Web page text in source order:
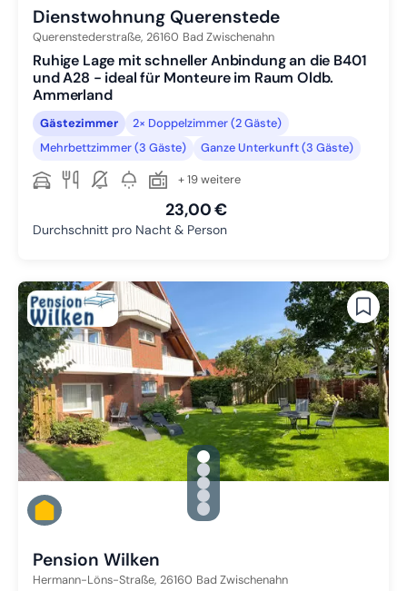
Dienstwohnung Querenstede
Querenstederstraße, 26160 Bad Zwischenahn
Ruhige Lage mit schneller Anbindung an die B401
und A28 - ideal für Monteure im Raum Oldb.
Ammerland
Gästezimmer
2× Doppelzimmer (2 Gäste)
Mehrbettzimmer (3 Gäste)
Ganze Unterkunft (3 Gäste)
+ 19 weitere
23,00 €
Durchschnitt pro Nacht & Person
gallery.slide_selector
Zu Slide 1 wechseln
Zu Slide 2 wechseln
Zu Slide 3 wechseln
Zu Slide 4 wechseln
Zu Slide 5 wechseln
Pension Wilken
Hermann-Löns-Straße, 26160 Bad Zwischenahn